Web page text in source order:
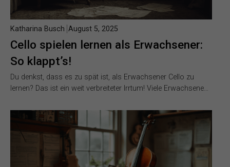
Cello spielen lernen als Erwachsener:
So klappt’s!
Katharina Busch August 5, 2025
Du denkst, dass es zu spät ist, als Erwachsener Cello zu
lernen? Das ist ein weit verbreiteter Irrtum! Viele Erwachsene…